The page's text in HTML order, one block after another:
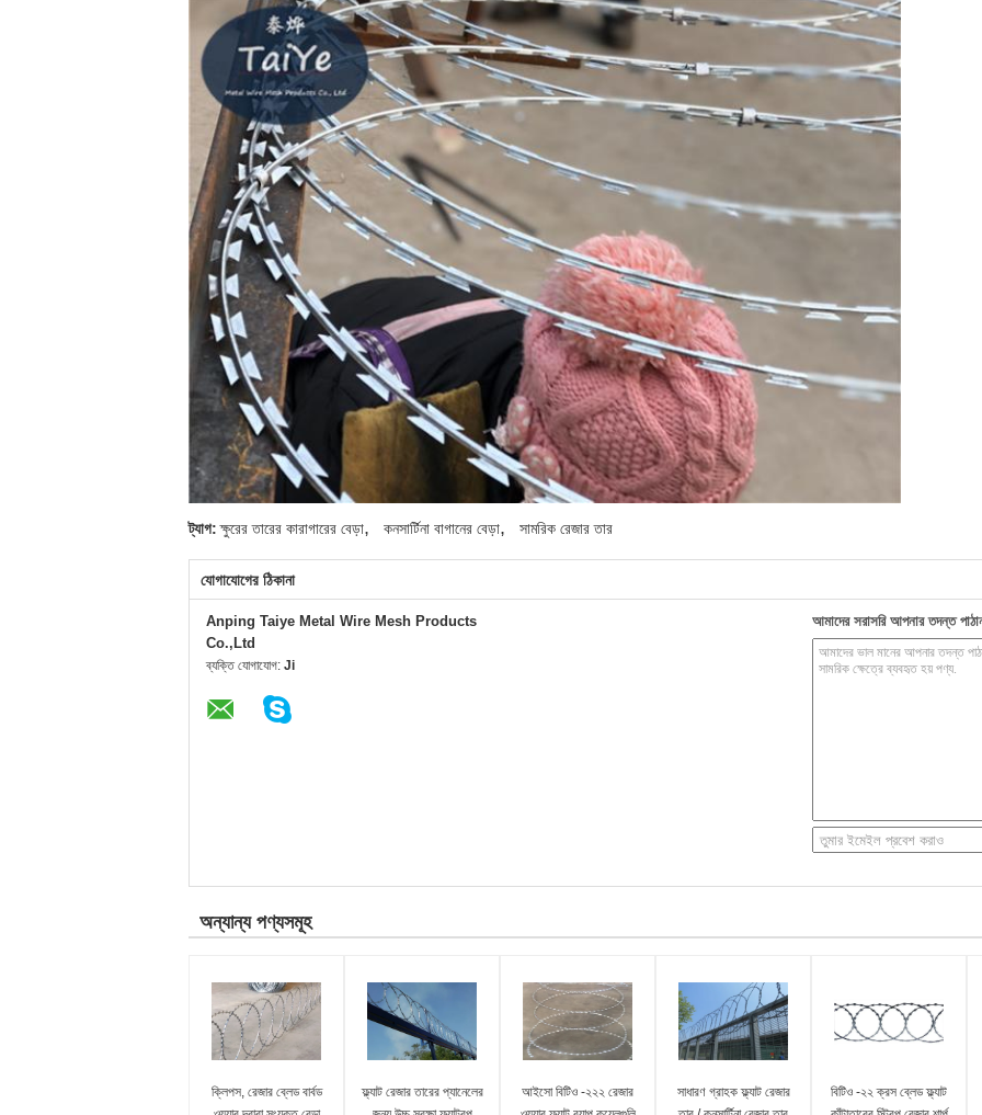
ট্যাগ: ক্ষুরের তারের কারাগারের বেড়া, কনসার্টিনা বাগানের বেড়া, সামরিক রেজার তার
যোগাযোগের ঠিকানা
Anping Taiye Metal Wire Mesh Products
Co.,Ltd
ব্যক্তি যোগাযোগ: Ji
আমাদের সরাসরি আপনার তদন্ত
অন্যান্য পণ্যসমূহ
ক্লিপস, রেজার ব্লেড বার্বড
ফ্ল্যাট রেজার তারের প্যানেলের
আইসো বিটিও -২২২ রেজার
সাধারণ গ্রাহক ফ্ল্যাট রেজার
বিটিও -২২ ক্রস ব্লেড ফ্ল্যাট